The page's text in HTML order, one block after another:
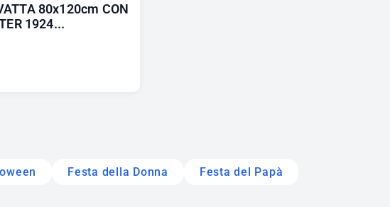
80x120cm CON
1924...
Festa della Donna Festa del Papà